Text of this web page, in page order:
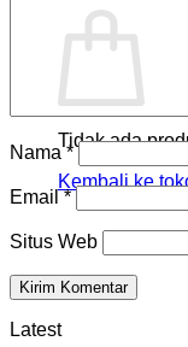
Tidak ada
Kembali ke
Nama*
Email*
Situs Web
Latest